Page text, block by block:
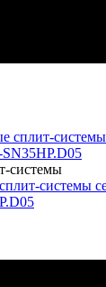
системы
системы